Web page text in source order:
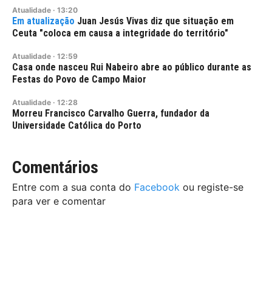
Atualidade · 13:20
Juan Jesús Vivas diz que situação em
Ceuta "coloca em causa a integridade do território"
Atualidade · 12:59
Casa onde nasceu Rui Nabeiro abre ao público durante as
Festas do Povo de Campo Maior
Atualidade · 12:28
Morreu Francisco Carvalho Guerra, fundador da
Universidade Católica do Porto
Comentários
Entre com a sua conta do Facebook ou registe-se
para ver e comentar